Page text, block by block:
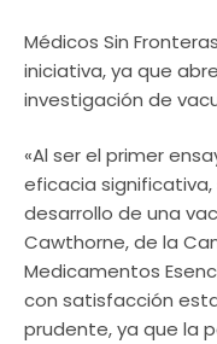
Médicos Sin
iniciativa, ya que
investigación de
«Al ser el primer
eficacia
desarrollo de una
Cawthorne, de la
Medicamentos
con satisfacción
prudente, ya que la